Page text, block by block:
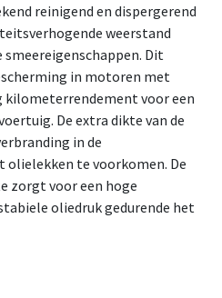
reinigend en dispergerend
weerstand
Dit
in motoren met
kilometerrendement voor een
De extra dikte van de
in de
olielekken te voorkomen. De
zorgt voor een hoge
oliedruk gedurende het